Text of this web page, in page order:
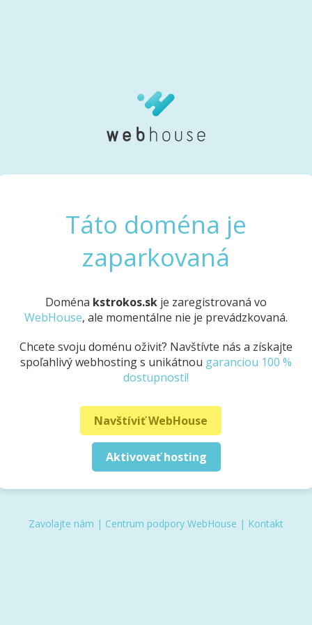
Táto doména je
zaparkovaná
Doména kstrokos.sk je zaregistrovaná vo
WebHouse, ale momentálne nie je prevádzkovaná.
Chcete svoju doménu oživiť? Navštívte nás a získajte
spoľahlivý webhosting s unikátnou garanciou 100 %
dostupnosti!
Navštíviť WebHouse
Aktivovať hosting
Zavolajte nám | Centrum podpory WebHouse | Kontakt